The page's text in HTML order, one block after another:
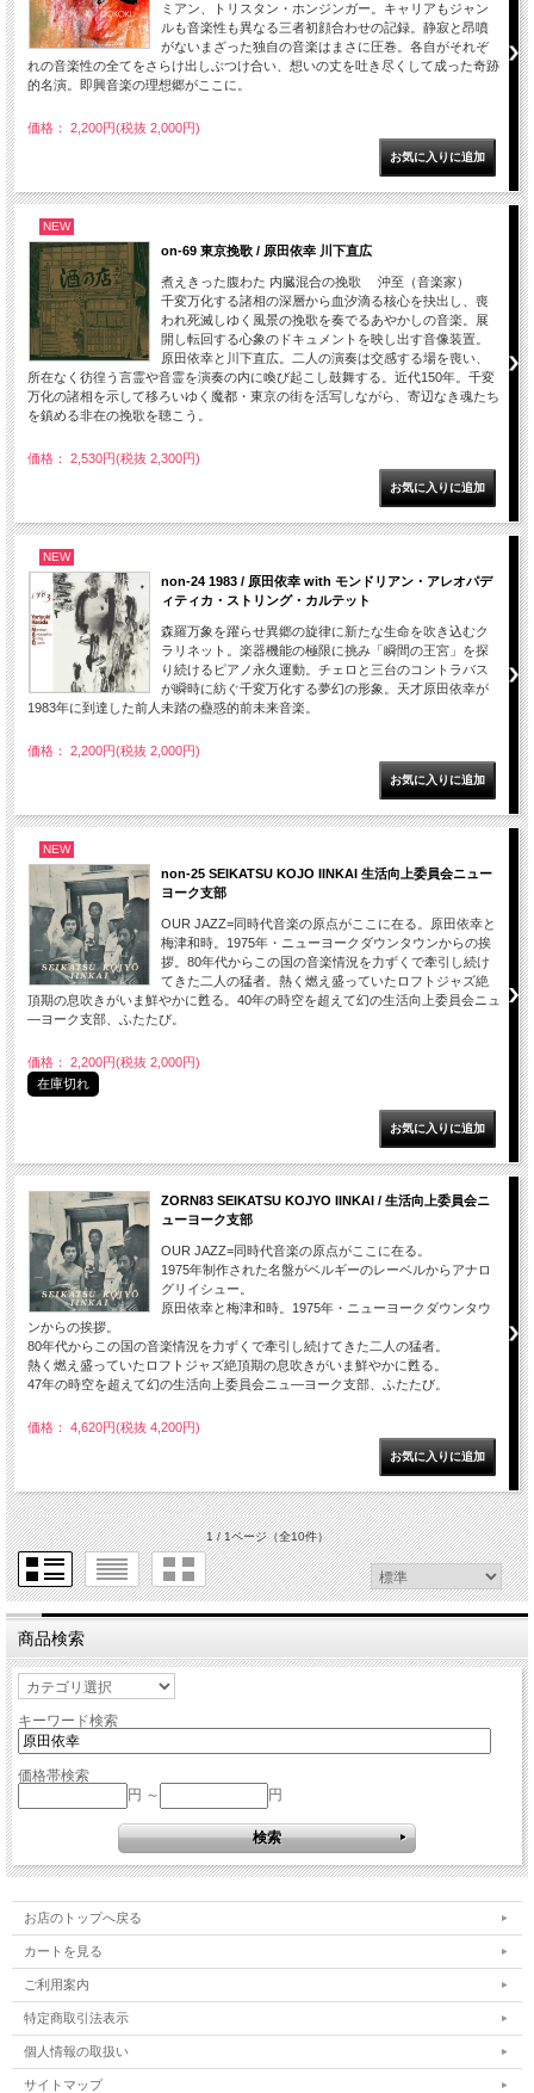
ミアン、トリスタン・ホンジンガー。キャリアもジャン
ルも音楽性も異なる三者初顔合わせの記録。静寂と昂噴
がないまざった独自の音楽はまさに圧巻。各自がそれぞ
れの音楽性の全てをさらけ出しぶつけ合い、想いの丈を吐き尽くして成った奇跡
的名演。即興音楽の理想郷がここに。
価格： 2,200円(税抜 2,000円)
NEW
on-69 東京挽歌 / 原田依幸 川下直広
煮えきった腹わた 内臓混合の挽歌 沖至（音楽家）
千変万化する諸相の深層から血汐滴る核心を抉出し、喪
われ死滅しゆく風景の挽歌を奏でるあやかしの音楽。展
開し転回する心象のドキュメントを映し出す音像装置。
原田依幸と川下直広。二人の演奏は交感する場を喪い、
所在なく彷徨う言霊や音霊を演奏の内に喚び起こし鼓舞する。近代150年。千変
万化の諸相を示して移ろいゆく魔都・東京の街を活写しながら、寄辺なき魂たち
を鎮める非在の挽歌を聴こう。
価格： 2,530円(税抜 2,300円)
NEW
non-24 1983 / 原田依幸 with モンドリアン・アレオパデ
ィティカ・ストリング・カルテット
森羅万象を躍らせ異郷の旋律に新たな生命を吹き込むク
ラリネット。楽器機能の極限に挑み「瞬間の王宮」を探
り続けるピアノ永久運動。チェロと三台のコントラバス
が瞬時に紡ぐ千変万化する夢幻の形象。天才原田依幸が
1983年に到達した前人未踏の蠱惑的前未来音楽。
価格： 2,200円(税抜 2,000円)
NEW
non-25 SEIKATSU KOJO IINKAI 生活向上委員会ニュー
ヨーク支部
OUR JAZZ=同時代音楽の原点がここに在る。原田依幸と
梅津和時。1975年・ニューヨークダウンタウンからの挨
拶。80年代からこの国の音楽情況を力ずくで牽引し続け
てきた二人の猛者。熱く燃え盛っていたロフトジャズ絶
頂期の息吹きがいま鮮やかに甦る。40年の時空を超えて幻の生活向上委員会ニュ
―ヨーク支部、ふたたび。
価格： 2,200円(税抜 2,000円)
在庫切れ
ZORN83 SEIKATSU KOJYO IINKAI / 生活向上委員会ニ
ューヨーク支部
OUR JAZZ=同時代音楽の原点がここに在る。
1975年制作された名盤がベルギーのレーベルからアナロ
グリイシュー。
原田依幸と梅津和時。1975年・ニューヨークダウンタウ
ンからの挨拶。
80年代からこの国の音楽情況を力ずくで牽引し続けてきた二人の猛者。
熱く燃え盛っていたロフトジャズ絶頂期の息吹きがいま鮮やかに甦る。
47年の時空を超えて幻の生活向上委員会ニュ―ヨーク支部、ふたたび。
価格： 4,620円(税抜 4,200円)
1 / 1ページ（全10件）
商品検索
キーワード検索
価格帯検索
円 ～
円
お店のトップへ戻る
カートを見る
ご利用案内
特定商取引法表示
個人情報の取扱い
サイトマップ